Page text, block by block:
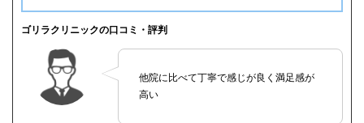
ゴリラクリニックの口コミ・評判
他院に比べて丁寧で感じが良く満足感が
高い